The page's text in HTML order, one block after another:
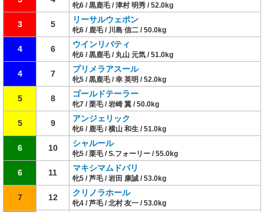
牝6 / 黒鹿毛 / 津村 明秀 / 52.0kg
3 5 リーサルウェポン
牝6 / 鹿毛 / 川島 信二 / 50.0kg
4 6 ウインリバティ
牝6 / 黒鹿毛 / 丸山 元気 / 51.0kg
4 7 プリメラアスール
牝5 / 黒鹿毛 / 幸 英明 / 52.0kg
5 8 ゴールドテーラー
牝7 / 栗毛 / 岩崎 翼 / 50.0kg
5 9 アンジェリック
牝6 / 鹿毛 / 横山 和生 / 51.0kg
6 10 シャルール
牝5 / 栗毛 / S.フォーリー / 55.0kg
6 11 マキシマムドパリ
牝5 / 芦毛 / 岩田 康誠 / 53.0kg
7 12 クリノラホール
牝4 / 芦毛 / 北村 友一 / 53.0kg